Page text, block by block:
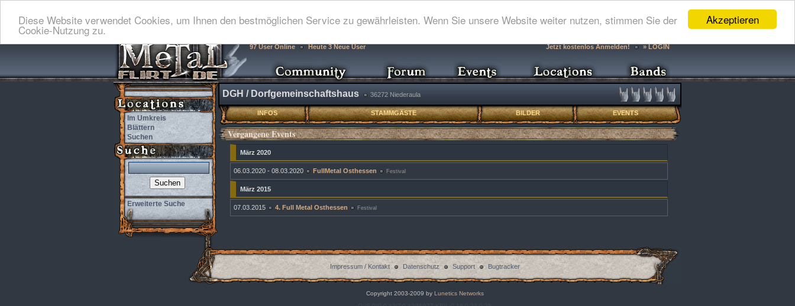
Akzeptieren
Diese Website verwendet Cookies, um Ihnen den bestmöglichen Service zu gewährleisten. Wenn Sie unsere Website weiter nutzen, stimmen Sie der
Cookie-Nutzung zu.
97 User Online Heute 3 Neue User Jetzt kostenlos Anmelden! » LOGIN
Im Umkreis
Blättern
Suchen
Erweiterte Suche
DGH / Dorfgemeinschaftshaus 36272 Niederaula
INFOS STAMMGÄSTE BILDER EVENTS
Vergangene Events
März 2020
06.03.2020 - 08.03.2020 FullMetal Osthessen Festival
März 2015
07.03.2015 4. Full Metal Osthessen Festival
Impressum / Kontakt Datenschutz Support Bugtracker
Copyright 2003-2009 byLunetics Networks